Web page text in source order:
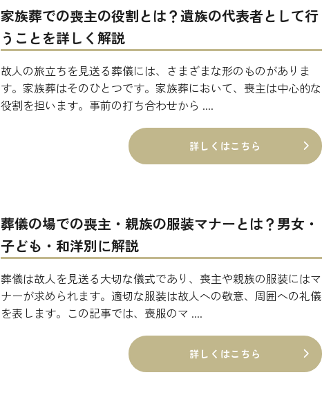
家族葬での喪主の役割とは？遺族の代表者として行
うことを詳しく解説
故人の旅立ちを見送る葬儀には、さまざまな形のものがありま
す。家族葬はそのひとつです。家族葬において、喪主は中心的な
役割を担います。事前の打ち合わせから ....
詳しくはこちら
葬儀の場での喪主・親族の服装マナーとは？男女・
子ども・和洋別に解説
葬儀は故人を見送る大切な儀式であり、喪主や親族の服装にはマ
ナーが求められます。適切な服装は故人への敬意、周囲への礼儀
を表します。この記事では、喪服のマ ....
詳しくはこちら